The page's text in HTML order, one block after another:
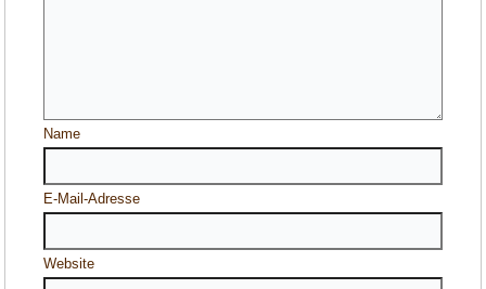
Name
E-Mail-Adresse
Website